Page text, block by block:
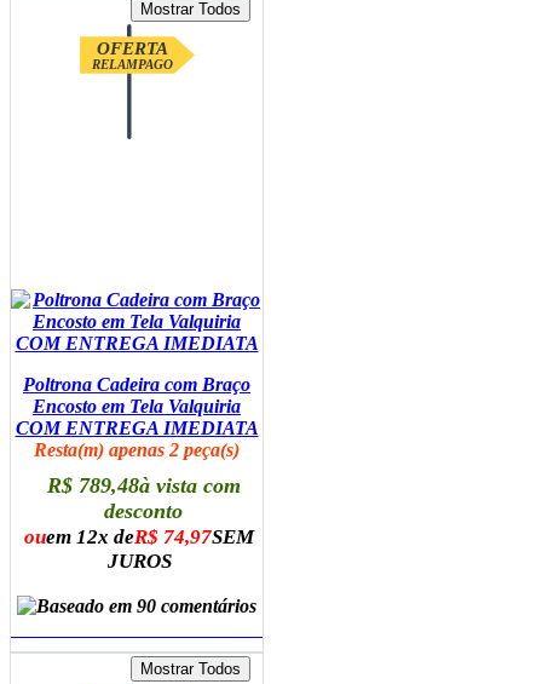
OFERTA
RELAMPAGO
Poltrona Cadeira com Braço
Encosto em Tela Valquiria
COM ENTREGA IMEDIATA
Resta(m) apenas 2 peça(s)
R$ 789,48à vista com
desconto
ouem 12x deR$ 74,97SEM
JUROS